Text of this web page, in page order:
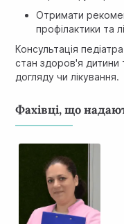
Отримати
профілактики та
Консультація
стан здоров'я дитини
догляду чи лікування.
Фахівці, що